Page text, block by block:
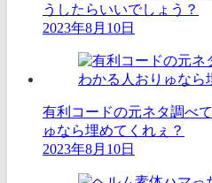
うしたらいいでしょう？
2023年8月10日
有利コードの元ネタ調べ
ゅなら埋めてくれぇ？
2023年8月10日